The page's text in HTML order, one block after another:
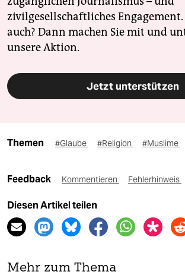
zivilgesellschaftliches Engagement.
auch? Dann machen Sie mit und
unsere Aktion.
Jetzt unterstützen
Themen #Glaube #Religion #Muslime
Feedback Kommentieren Fehlerhinweis
Diesen Artikel teilen
Mehr zum Thema